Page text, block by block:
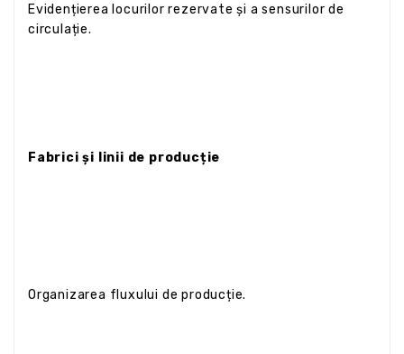
Evidențierea locurilor rezervate și a sensurilor de
circulație.
Fabrici și linii de producție
Organizarea fluxului de producție.